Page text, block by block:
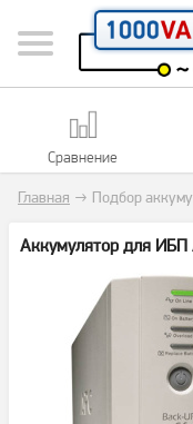
Сравнение
Главная → Подбор
Аккумулятор для ИБП